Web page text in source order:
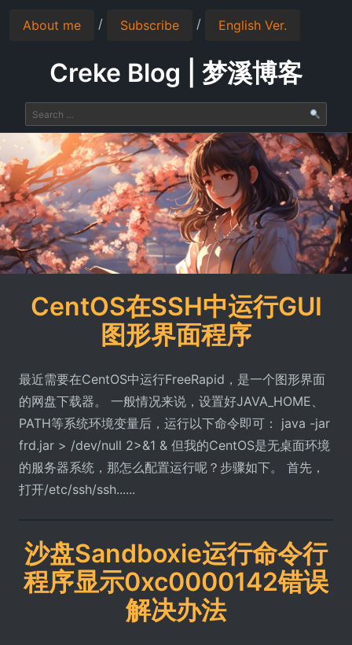
About me / Subscribe / English Ver.
Creke Blog | 梦溪博客
CentOS在SSH中运行GUI
图形界面程序
最近需要在CentOS中运行FreeRapid，是一个图形界面
的网盘下载器。 一般情况来说，设置好JAVA_HOME、
PATH等系统环境变量后，运行以下命令即可： java -jar
frd.jar > /dev/null 2>&1 & 但我的CentOS是无桌面环境
的服务器系统，那怎么配置运行呢？步骤如下。 首先，
打开/etc/ssh/ssh......
沙盘Sandboxie运行命令行
程序显示0xc0000142错误
解决办法